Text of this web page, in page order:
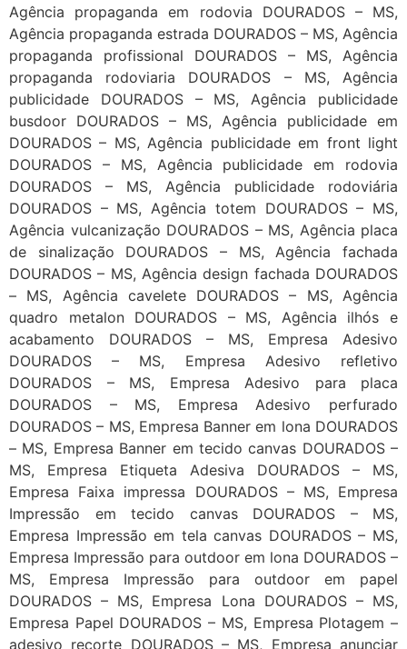
Agência propaganda em rodovia DOURADOS – MS,
Agência propaganda estrada DOURADOS – MS, Agência
propaganda profissional DOURADOS – MS, Agência
propaganda rodoviaria DOURADOS – MS, Agência
publicidade DOURADOS – MS, Agência publicidade
busdoor DOURADOS – MS, Agência publicidade em
DOURADOS – MS, Agência publicidade em front light
DOURADOS – MS, Agência publicidade em rodovia
DOURADOS – MS, Agência publicidade rodoviária
DOURADOS – MS, Agência totem DOURADOS – MS,
Agência vulcanização DOURADOS – MS, Agência placa
de sinalização DOURADOS – MS, Agência fachada
DOURADOS – MS, Agência design fachada DOURADOS
– MS, Agência cavelete DOURADOS – MS, Agência
quadro metalon DOURADOS – MS, Agência ilhós e
acabamento DOURADOS – MS, Empresa Adesivo
DOURADOS – MS, Empresa Adesivo refletivo
DOURADOS – MS, Empresa Adesivo para placa
DOURADOS – MS, Empresa Adesivo perfurado
DOURADOS – MS, Empresa Banner em lona DOURADOS
– MS, Empresa Banner em tecido canvas DOURADOS –
MS, Empresa Etiqueta Adesiva DOURADOS – MS,
Empresa Faixa impressa DOURADOS – MS, Empresa
Impressão em tecido canvas DOURADOS – MS,
Empresa Impressão em tela canvas DOURADOS – MS,
Empresa Impressão para outdoor em lona DOURADOS –
MS, Empresa Impressão para outdoor em papel
DOURADOS – MS, Empresa Lona DOURADOS – MS,
Empresa Papel DOURADOS – MS, Empresa Plotagem –
adesivo recorte DOURADOS – MS, Empresa anunciar